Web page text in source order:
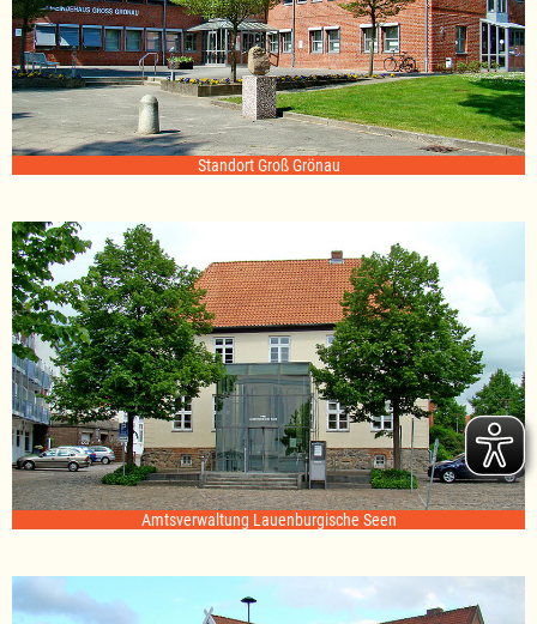
Standort Groß Grönau
Amtsverwaltung Lauenburgische Seen